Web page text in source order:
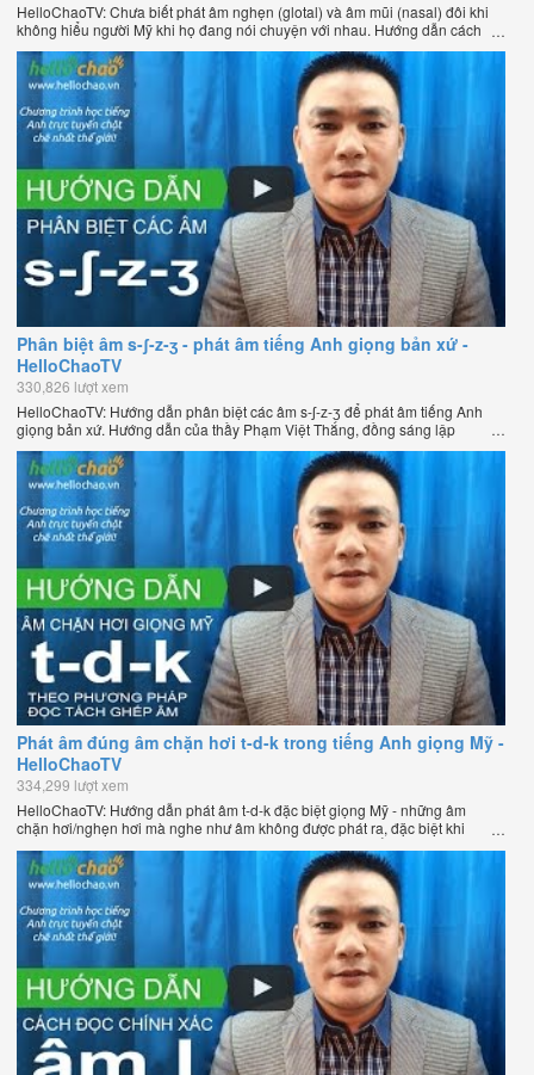
HelloChaoTV: Chưa biết phát âm nghẹn (glotal) và âm mũi (nasal) đôi khi
không hiểu người Mỹ khi họ đang nói chuyện với nhau. Hướng dẫn cách
phát âm tiếng Anh giọng Mỹ theo phương pháp đọc tách ghép âm đặc biệt
của thầy Phạm Việt Thắng, đồng sáng lập HelloChao.vn - Chương trình
dạy tiếng Anh trực tuyến chặt chẽ nhất thế giới.
Phân biệt âm s-ʃ-z-ʒ - phát âm tiếng Anh giọng bản xứ -
HelloChaoTV
330,826 lượt xem
HelloChaoTV: Hướng dẫn phân biệt các âm s-ʃ-z-ʒ để phát âm tiếng Anh
giọng bản xứ. Hướng dẫn của thầy Phạm Việt Thắng, đồng sáng lập
HelloChao.vn - Chương trình dạy tiếng Anh trực tuyến chặt chẽ nhất thế
giới.
Phát âm đúng âm chặn hơi t-d-k trong tiếng Anh giọng Mỹ -
HelloChaoTV
334,299 lượt xem
HelloChaoTV: Hướng dẫn phát âm t-d-k đặc biệt giọng Mỹ - những âm
chặn hơi/nghẹn hơi mà nghe như âm không được phát ra, đặc biệt khi
chúng nằm ở cuối từ. Hướng dẫn của thầy Phạm Việt Thắng, đồng sáng
lập HelloChao.vn - Chương trình dạy tiếng Anh trực tuyến chặt chẽ nhất
thế giới.